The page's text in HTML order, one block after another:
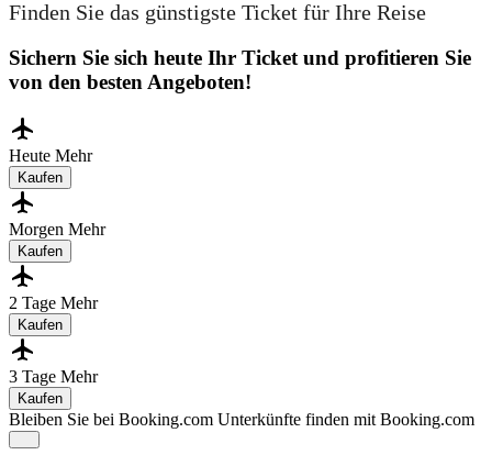
Finden Sie das günstigste Ticket für Ihre Reise
Sichern Sie sich heute Ihr Ticket und profitieren Sie
von den besten Angeboten!
Heute Mehr
Kaufen
Morgen Mehr
Kaufen
2 Tage Mehr
Kaufen
3 Tage Mehr
Kaufen
Bleiben Sie bei Booking.com Unterkünfte finden mit Booking.com